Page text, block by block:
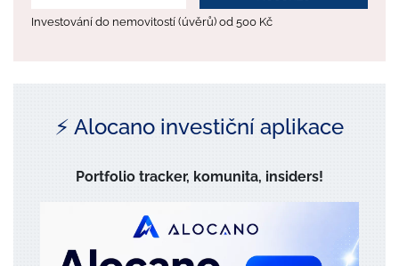
Investování do nemovitostí (úvěrů) od 500 Kč
⚡️ Alocano investiční aplikace
Portfolio tracker, komunita, insiders!